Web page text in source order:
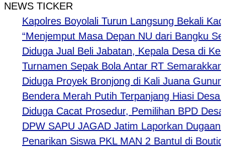
NEWS TICKER
Kapolres Boyolali Turun Langsung Bekali
“Menjemput Masa Depan NU dari Bangku
Diduga Jual Beli Jabatan, Kepala Desa di Kediri
Turnamen Sepak Bola Antar RT Semarakkan
Diduga Proyek Bronjong di Kali Juana Gunung
Bendera Merah Putih Terpanjang Hiasi Desa
Diduga Cacat Prosedur, Pemilihan BPD Desa
DPW SAPU JAGAD Jatim Laporkan Dugaan
Penarikan Siswa PKL MAN 2 Bantul di Boutiqe